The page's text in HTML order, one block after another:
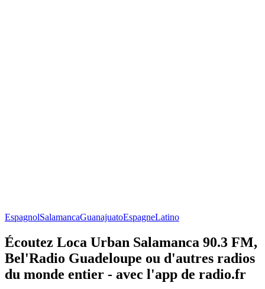
EspagnolSalamancaGuanajuatoEspagneLatino
Écoutez Loca Urban Salamanca 90.3 FM,
Bel'Radio Guadeloupe ou d'autres radios
du monde entier - avec l'app de radio.fr